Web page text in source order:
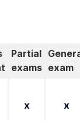
Partial
exams exam
x x